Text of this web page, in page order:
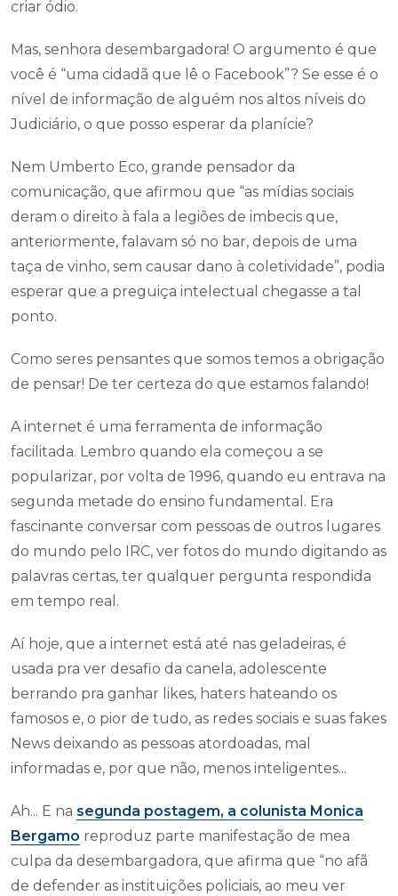
criar ódio.
Mas, senhora desembargadora! O argumento é que
você é “uma cidadã que lê o Facebook”? Se esse é o
nível de informação de alguém nos altos níveis do
Judiciário, o que posso esperar da planície?
Nem Umberto Eco, grande pensador da
comunicação, que afirmou que “as mídias sociais
deram o direito à fala a legiões de imbecis que,
anteriormente, falavam só no bar, depois de uma
taça de vinho, sem causar dano à coletividade”, podia
esperar que a preguiça intelectual chegasse a tal
ponto.
Como seres pensantes que somos temos a obrigação
de pensar! De ter certeza do que estamos falando!
A internet é uma ferramenta de informação
facilitada. Lembro quando ela começou a se
popularizar, por volta de 1996, quando eu entrava na
segunda metade do ensino fundamental. Era
fascinante conversar com pessoas de outros lugares
do mundo pelo IRC, ver fotos do mundo digitando as
palavras certas, ter qualquer pergunta respondida
em tempo real.
Aí hoje, que a internet está até nas geladeiras, é
usada pra ver desafio da canela, adolescente
berrando pra ganhar likes, haters hateando os
famosos e, o pior de tudo, as redes sociais e suas fakes
News deixando as pessoas atordoadas, mal
informadas e, por que não, menos inteligentes...
Ah... E na segunda postagem, a colunista Monica
Bergamo reproduz parte manifestação de mea
culpa da desembargadora, que afirma que “no afã
de defender as instituições policiais, ao meu ver